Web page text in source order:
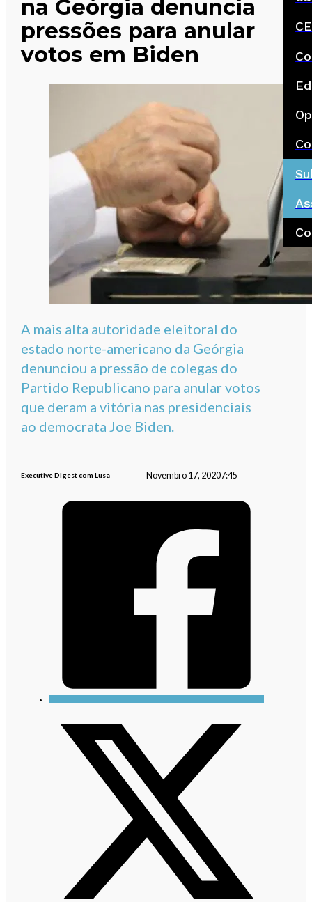
na Geórgia denuncia
pressões para anular
votos em Biden
A mais alta autoridade eleitoral do
estado norte-americano da Geórgia
denunciou a pressão de colegas do
Partido Republicano para anular votos
que deram a vitória nas presidenciais
ao democrata Joe Biden.
Executive Digest com Lusa Novembro 17, 20207:45